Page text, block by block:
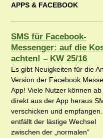
APPS & FACEBOOK
SMS für Facebook-
Messenger: auf die
achten! – KW 25/16
Es gibt Neuigkeiten für die
Version der Facebook
App! Viele Nutzer können
direkt aus der App heraus
verschicken und
entfällt der lästige Wechsel
zwischen der „normalen“